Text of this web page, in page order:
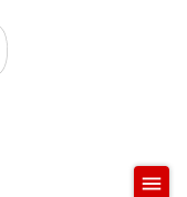
menu